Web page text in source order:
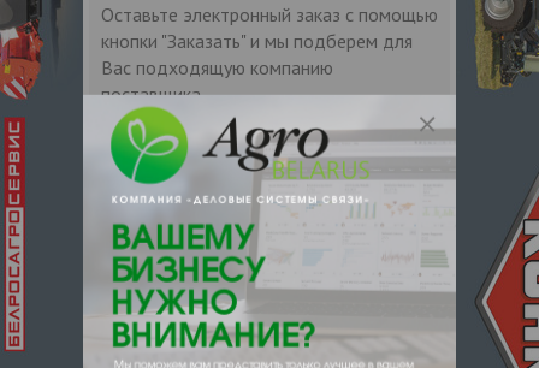
Оставьте электронный заказ с помощью
кнопки "Заказать" и мы подберем для
Вас подходящую компанию
поставщика.